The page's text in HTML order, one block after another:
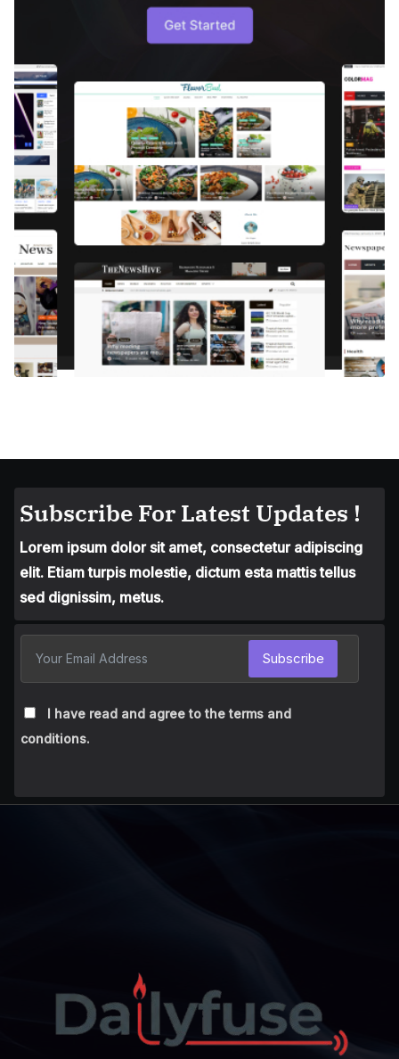
Subscribe For Latest Updates !
Lorem ipsum dolor sit amet, consectetur adipiscing
elit. Etiam turpis molestie, dictum esta mattis tellus
sed dignissim, metus.
I have read and agree to the terms and
conditions.
Subscribe